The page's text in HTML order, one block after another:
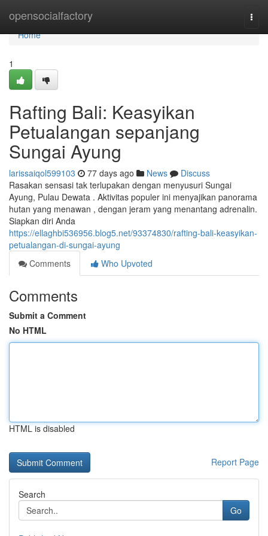
opensocialfactory
Home
Home
1
Rafting Bali: Keasyikan
Petualangan sepanjang
Sungai Ayung
larissaiqol599103 77 days ago News
Discuss
Rasakan sensasi tak terlupakan dengan menyusuri Sungai
Ayung, Pulau Dewata . Aktivitas populer ini menyajikan panorama
hutan yang menawan , dengan jeram yang menantang adrenalin.
Siapkan diri Anda
https://ellaghbi536956.blog5.net/93374830/rafting-bali-keasyikan-
petualangan-di-sungai-ayung
Comments
Who Upvoted
Comments
Submit a Comment
No HTML
HTML is disabled
Report Page
Search
Go